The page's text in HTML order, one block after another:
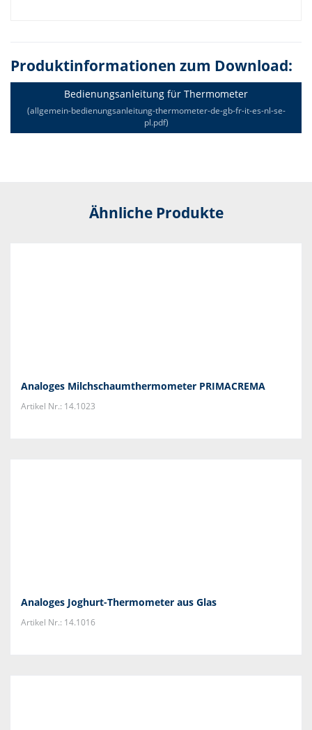
Produktinformationen zum Download:
Bedienungsanleitung für Thermometer
(allgemein-bedienungsanleitung-thermometer-de-gb-fr-it-es-nl-se-
pl.pdf)
Ähnliche Produkte
Analoges Milchschaumthermometer PRIMACREMA
Artikel Nr.: 14.1023
Analoges Joghurt-Thermometer aus Glas
Artikel Nr.: 14.1016